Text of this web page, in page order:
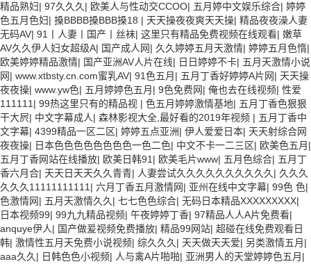
精品熟妇| 97久久久 | 欧美人与性动交CCOO| 五月婷中文娱乐综合| 婷婷
色五月色妇| 搡BBBB搡BBB搡18 | 天天操夜夜爽天天操| 精品夜夜澡人妻
无码AV| 91丨人妻丨国产丨丝袜| 这里只有精品免费视频在线观看| 嫩草
AV久久伊人妇女超级A| 国产成人网| 久久婷婷五月天激情| 婷婷五月色惰|
欧美婷婷精品激情| 国产亚洲AV人片在线| 日日婷婷不卡| 五月天激情小说
网| www.xtbsty.cn.com蜜乳AV| 91色五月 | 五月丁香好婷婷A片网| 天天操
夜夜操| www.yw色| 五月婷婷色五月 | 9色免费网| 俺也去在线视频| 性爱
111111 | 99热这里只有的精品视 | 色五月婷婷激情基地| 五月丁香色狠狠
干大屄| 中文字幕成人| 森林影视大全,最好看的2019年视频 | 五月丁香中
文字幕| 4399精品一区二区| 婷婷五点亚洲| 伊人爱爱日本| 天天射综合网
夜夜操| 日本色色色色色色色色一色二色| 中文不卡一二三区| 欧美色五月 |
五月丁香网站在线播放| 欧美日韩91 | 欧美毛片www| 五月色综合| 五月丁
香六月合| 天天日天天久久青青| 人妻尝试久久久久久久久久久久 | 久久久
久久久11111111111 | 六月丁香五月激情网| 亚州在线中文字幕| 99色 色|
色激情网| 五月天激情久久 | 七七色色综合| 无码日本精品XXXXXXXXX|
日本视频99| 99九九精品视频| 午夜婷婷丁香| 97精品人人A片免费看|
anquye伊人| 国产做爰视频免费播放| 精品99网站| 超碰在线免费观看日
韩| 激情性五月天免费小说视频| 综久久久 | 天天做天天爱| 另类激情五月 |
aaa久久 | 日韩色色小视频| 人与禽A片啪啪| 亚洲男人的天堂婷婷色五月 |